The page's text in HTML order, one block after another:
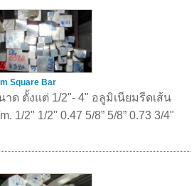
Square Bar
ด ตั้งแต่ 1/2"- 4" อลูมิเนียมรีดเส้น
1/2" 1/2" 0.47 5/8” 5/8” 0.73 3/4"